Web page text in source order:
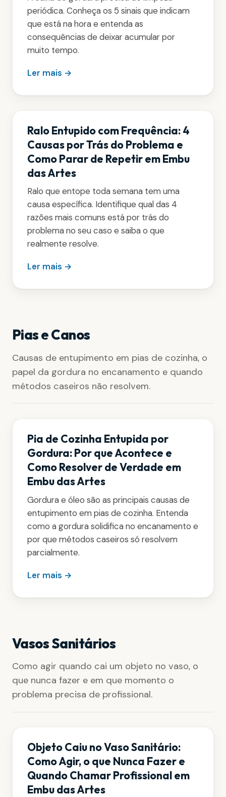
periódica. Conheça os 5 sinais que indicam
que está na hora e entenda as
consequências de deixar acumular por
muito tempo.
Ler mais →
Ralo Entupido com Frequência: 4
Causas por Trás do Problema e
Como Parar de Repetir em Embu
das Artes
Ralo que entope toda semana tem uma
causa específica. Identifique qual das 4
razões mais comuns está por trás do
problema no seu caso e saiba o que
realmente resolve.
Ler mais →
Pias e Canos
Causas de entupimento em pias de cozinha, o
papel da gordura no encanamento e quando
métodos caseiros não resolvem.
Pia de Cozinha Entupida por
Gordura: Por que Acontece e
Como Resolver de Verdade em
Embu das Artes
Gordura e óleo são as principais causas de
entupimento em pias de cozinha. Entenda
como a gordura solidifica no encanamento e
por que métodos caseiros só resolvem
parcialmente.
Ler mais →
Vasos Sanitários
Como agir quando cai um objeto no vaso, o
que nunca fazer e em que momento o
problema precisa de profissional.
Objeto Caiu no Vaso Sanitário:
Como Agir, o que Nunca Fazer e
Quando Chamar Profissional em
Embu das Artes